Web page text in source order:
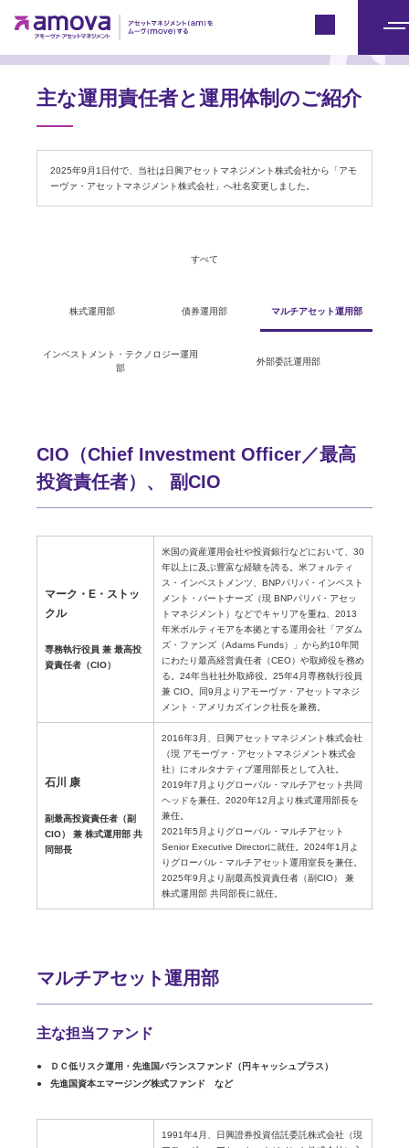
ニ
アモーヴァ・アセットとは
主な運用責任者と運用体制のご紹介
2025年9月1日付で、当社は日興アセットマネジメント株式会社から「アモ
ーヴァ・アセットマネジメント株式会社」へ社名変更しました。
すべて
株式運用部 債券運用部 マルチアセット運用部
インベストメント・テクノロジー運用
部
外部委託運用部
CIO（Chief Investment Officer／最高
投資責任者）、 副CIO
マーク・E・ストッ
クル
専務執行役員 兼 最高投
資責任者（CIO）
米国の資産運用会社や投資銀行などにおいて、30
年以上に及ぶ豊富な経験を誇る。米フォルティ
ス・インベストメンツ、BNPパリバ・インベスト
メント・パートナーズ（現 BNPパリバ・アセッ
トマネジメント）などでキャリアを重ね、2013
年米ボルティモアを本拠とする運用会社「アダム
ズ・ファンズ（Adams Funds）」から約10年間
にわたり最高経営責任者（CEO）や取締役を務め
る。24年当社社外取締役。25年4月専務執行役員
兼 CIO。同9月よりアモーヴァ・アセットマネジ
メント・アメリカズインク社長を兼務。
石川 康
副最高投資責任者（副
CIO） 兼 株式運用部 共
同部長
2016年3月、日興アセットマネジメント株式会社
（現 アモーヴァ・アセットマネジメント株式会
社）にオルタナティブ運用部長として入社。
2019年7月よりグローバル・マルチアセット共同
ヘッドを兼任。2020年12月より株式運用部長を
兼任。
2021年5月よりグローバル・マルチアセット
Senior Executive Directorに就任。2024年1月よ
りグローバル・マルチアセット運用室長を兼任。
2025年9月より副最高投資責任者（副CIO） 兼
株式運用部 共同部長に就任。
マルチアセット運用部
主な担当ファンド
ＤＣ低リスク運用・先進国バランスファンド（円キャッシュプラス）
先進国資本エマージング株式ファンド など
1991年4月、日興證券投資信託委託株式会社（現